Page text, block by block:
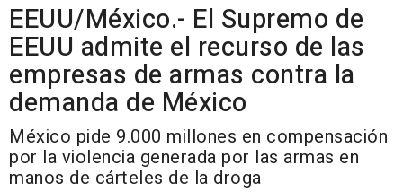
EEUU/México.- El Supremo de
EEUU admite el recurso de las
empresas de armas contra la
demanda de México
México pide 9.000 millones en compensación
por la violencia generada por las armas en
manos de cárteles de la droga